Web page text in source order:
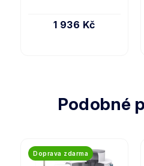
1 936 Kč
Podobné
Doprava zdarma